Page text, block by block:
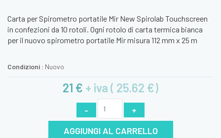
Carta per Spirometro portatile Mir New Spirolab Touchscreen
in confezioni da 10 rotoli. Ogni rotolo di carta termica bianca
per il nuovo spirometro portatile Mir misura 112 mm x 25 m
Condizioni : Nuovo
21 € + iva ( 25.62 €)
-
+
AGGIUNGI AL CARRELLO